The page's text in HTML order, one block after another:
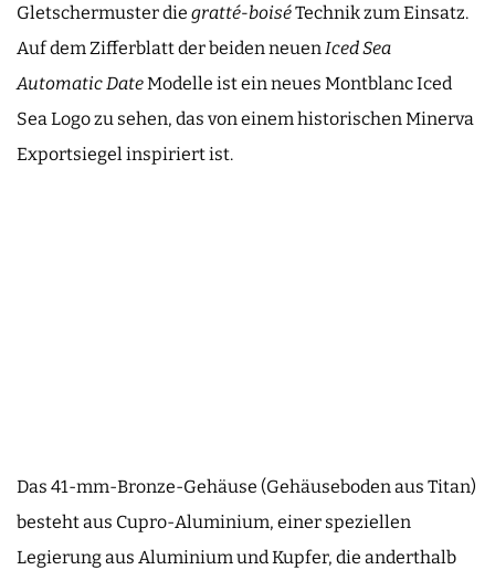
Gletschermuster die gratté-boiséTechnik zum Einsatz.
Auf dem Zifferblatt der beiden neuenIced Sea
Automatic DateModelle ist ein neues Montblanc Iced
Sea Logo zu sehen, das von einem historischen Minerva
Exportsiegel inspiriert ist.
Das 41-mm-Bronze-Gehäuse (Gehäuseboden aus Titan)
besteht aus Cupro-Aluminium, einer speziellen
Legierung aus Aluminium und Kupfer, die anderthalb